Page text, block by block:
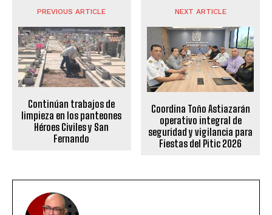
PREVIOUS ARTICLE
Continúan trabajos de
limpieza en los panteones
Héroes Civiles y San
Fernando
NEXT ARTICLE
Coordina Toño Astiazarán
operativo integral de
seguridad y vigilancia para
Fiestas del Pitic 2026